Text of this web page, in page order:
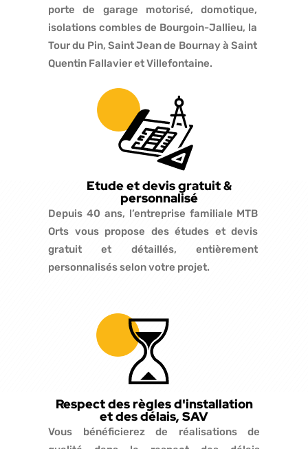
porte de garage motorisé, domotique,
isolations combles de Bourgoin-Jallieu, la
Tour du Pin, Saint Jean de Bournay à Saint
Quentin Fallavier et Villefontaine.
Etude et devis gratuit &
personnalisé
Depuis 40 ans, l’entreprise familiale MTB
Orts vous propose des études et devis
gratuit et détaillés, entièrement
personnalisés selon votre projet.
Respect des règles d'installation
et des délais, SAV
Vous bénéficierez de réalisations de